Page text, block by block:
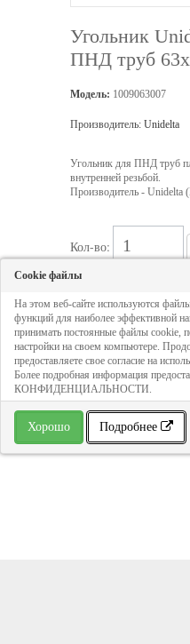
Угольник
ПНД труб
Модель: 1009063007
Производитель: Unidelta
Угольник для ПНД труб
внутренней резьбой.
Производитель - Unidelta
Кол-во:
Цена - по
ДОБАВИТЬ
» В избранное
Cookie файлы
На этом веб-сайте используются
функций для наиболее эффективной
принимать постоянные файлы cookie,
настройки на своем компьютере.
предоставляете свое согласие на
Более подробная информация
КОНФИДЕНЦИАЛЬНОСТИ.
Хорошо Подробнее